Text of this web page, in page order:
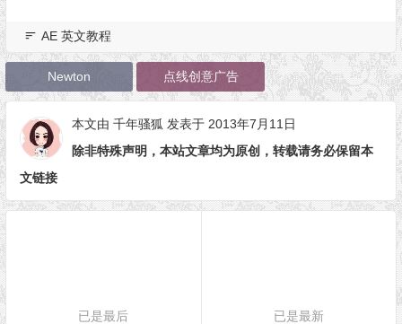
AE 英文教程
Newton 点线创意广告
本文由 千年骚狐 发表于 2013年7月11日
除非特殊声明，本站文章均为原创，转载请务必保留本
文链接
已是最后 已是最新